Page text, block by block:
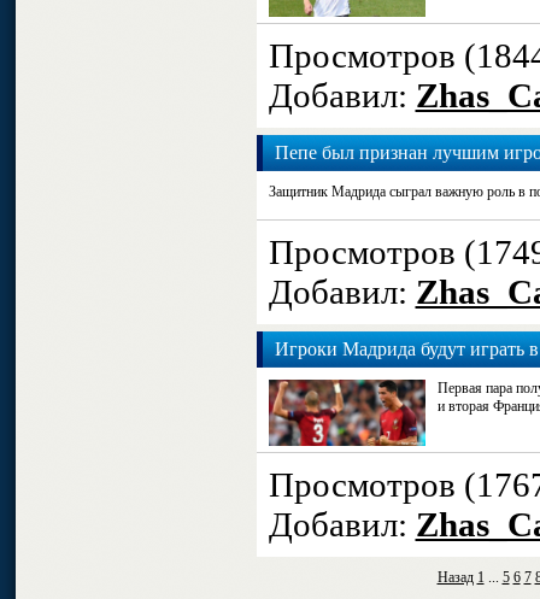
Просмотров
Добавил:
Пепе был признан лучшим
Защитник Мадрида сыграл важную роль в
Просмотров
Добавил:
Игроки Мадрида будут играть
Первая пара
и вторая
Просмотров
Добавил:
Назад 1 ... 5 6 7